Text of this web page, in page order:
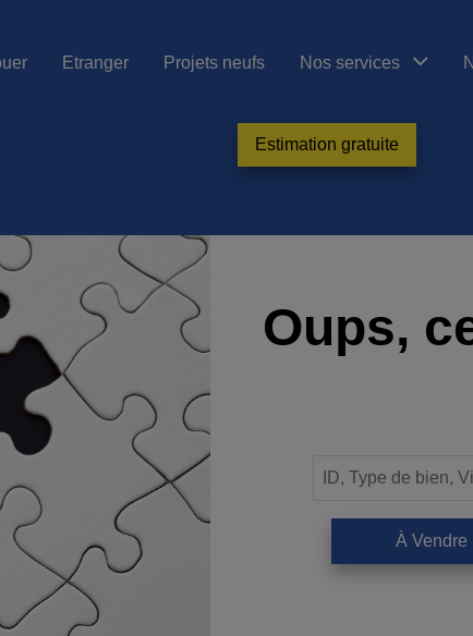
Etranger Projets neufs Nos services
Estimation gratuite
Oups,
À Vendre